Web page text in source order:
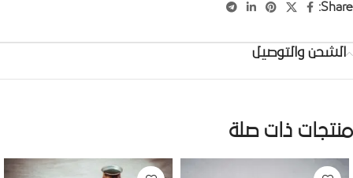
Share:
الشحن والتوصيل
منتجات ذات صلة